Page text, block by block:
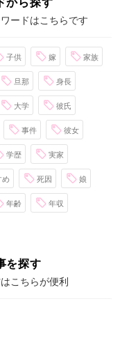
ードはこちらです
子供 嫁 家族
旦那 身長
大学 彼氏
事件 彼女
学歴 実家
め 死因 娘
年齢 年収
を探す
こちらが便利